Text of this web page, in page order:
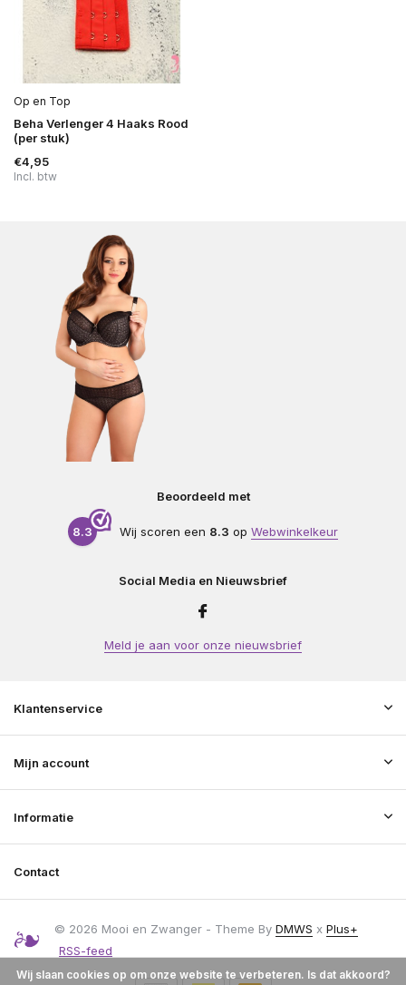
Op en Top
Beha Verlenger 4 Haaks Rood
(per stuk)
€4,95
Incl. btw
Beoordeeld met
8.3 Wij scoren een 8.3 op Webwinkelkeur
Social Media en Nieuwsbrief
Meld je aan voor onze nieuwsbrief
Klantenservice
Mijn account
Informatie
Contact
© 2026 Mooi en Zwanger - Theme By DMWS x Plus+
RSS-feed
Wij slaan cookies op om onze website te verbeteren. Is dat akkoord?